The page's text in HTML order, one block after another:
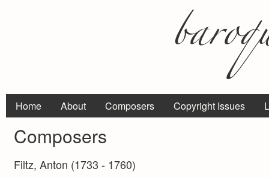
Home About Composers Copyright Issues
Composers
Filtz, Anton (1733 - 1760)